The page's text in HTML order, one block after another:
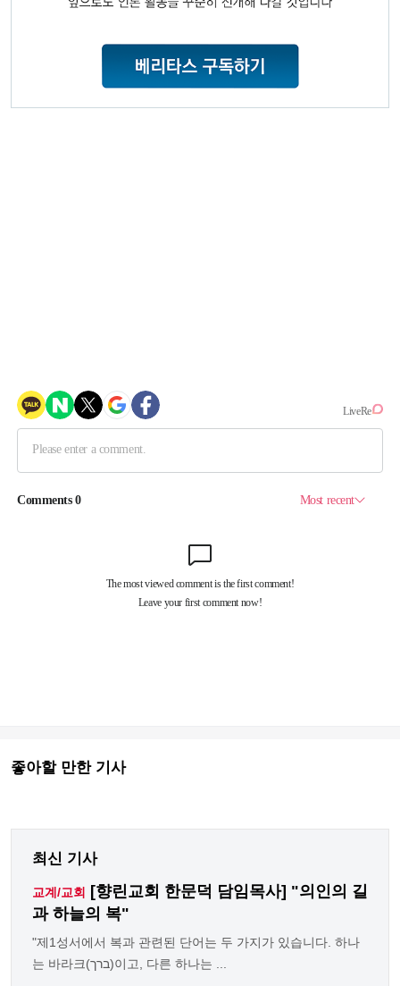
좋아할 만한 기사
최신 기사
교계/교회
[향린교회 한문덕 담임목사] "의인의 길
과 하늘의 복"
"제1성서에서 복과 관련된 단어는 두 가지가 있습니다. 하나
는 바라크(ברך)이고, 다른 하나는 ...